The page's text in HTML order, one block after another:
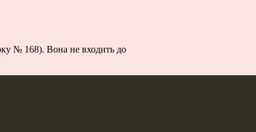
№ 168). Вона не входить до